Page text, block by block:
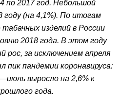
по 2017 год. Небольшой
году (на 4,1%). По итогам
изделий в России
2018 года. В этом году
рос, за исключением апреля
пик пандемии коронавируса:
выросло на 2,6% к
года.